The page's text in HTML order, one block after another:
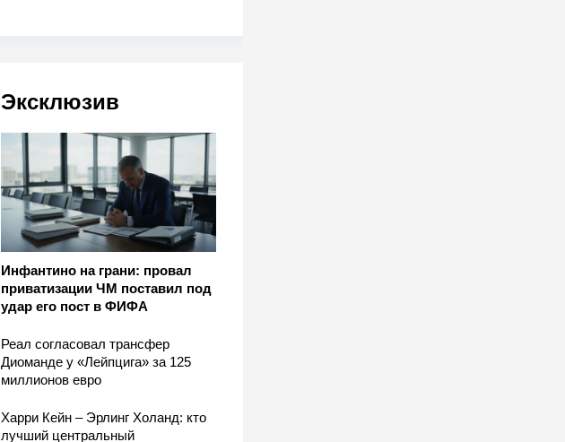
Эксклюзив
Инфантино на грани: провал
приватизации ЧМ поставил под
удар его пост в ФИФА
Реал согласовал трансфер
Диоманде у «Лейпцига» за 125
миллионов евро
Харри Кейн – Эрлинг Холанд: кто
лучший центральный